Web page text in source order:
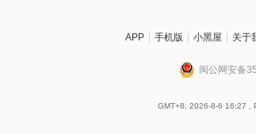
APP 手机版 小黑屋 关于
闽公网安备
GMT+8, 2026-8-6 16:27 ,